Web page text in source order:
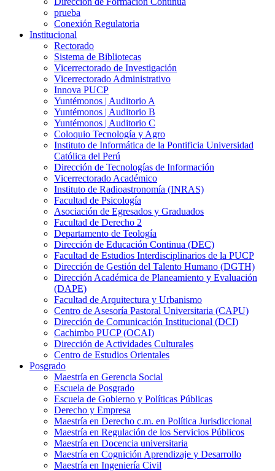
prueba
Conexión Regulatoria
Institucional
Rectorado
Sistema de Bibliotecas
Vicerrectorado de Investigación
Vicerrectorado Administrativo
Innova PUCP
Yuntémonos | Auditorio A
Yuntémonos | Auditorio B
Yuntémonos | Auditorio C
Coloquio Tecnología y Agro
Instituto de Informática de la Pontificia Universidad
Católica del Perú
Dirección de Tecnologías de Información
Vicerrectorado Académico
Instituto de Radioastronomía (INRAS)
Facultad de Psicología
Asociación de Egresados y Graduados
Facultad de Derecho 2
Departamento de Teología
Dirección de Educación Continua (DEC)
Facultad de Estudios Interdisciplinarios de la PUCP
Dirección de Gestión del Talento Humano (DGTH)
Dirección Académica de Planeamiento y Evaluación
(DAPE)
Facultad de Arquitectura y Urbanismo
Centro de Asesoría Pastoral Universitaria (CAPU)
Dirección de Comunicación Institucional (DCI)
Cachimbo PUCP (OCAI)
Dirección de Actividades Culturales
Centro de Estudios Orientales
Posgrado
Maestría en Gerencia Social
Escuela de Posgrado
Escuela de Gobierno y Políticas Públicas
Derecho y Empresa
Maestría en Derecho c.m. en Política Jurisdiccional
Maestría en Regulación de los Servicios Públicos
Maestría en Docencia universitaria
Maestría en Cognición Aprendizaje y Desarrollo
Maestría en Ingeniería Civil